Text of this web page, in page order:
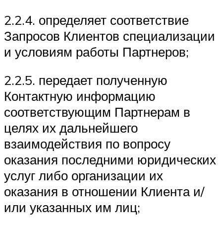
2.2.4. определяет соответствие
Запросов Клиентов специализации
и условиям работы Партнеров;
2.2.5. передает полученную
Контактную информацию
соответствующим Партнерам в
целях их дальнейшего
взаимодействия по вопросу
оказания последними юридических
услуг либо организации их
оказания в отношении Клиента и/
или указанных им лиц;